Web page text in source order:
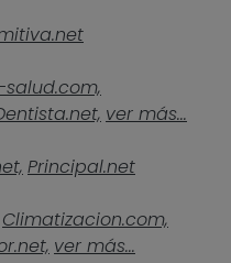
ver más...
Principal.net
Climatizacion.com,
ver más...